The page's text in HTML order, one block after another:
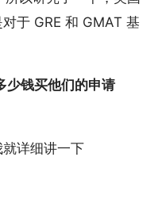
于 GRE 和 GMAT 基
少钱买他们的申请
详细讲一下